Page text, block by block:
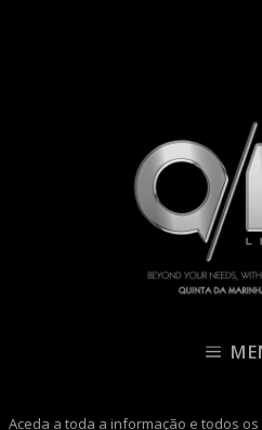
Aceda a toda a informação e todos os